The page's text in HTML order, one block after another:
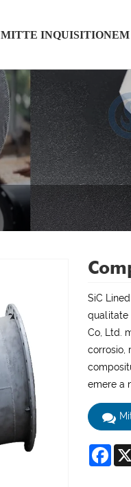
MITTE INQUISITIONEM
SiC
qualitate
Co, Ltd.
corrosio,
emere a